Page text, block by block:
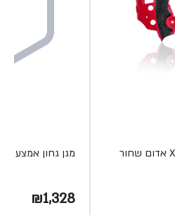
מגן גחון אמצע TERYX800
₪1,328